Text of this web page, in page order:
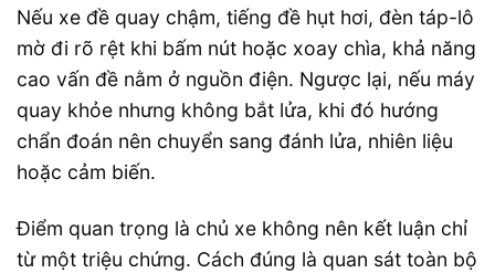
Nếu xe đề quay chậm, tiếng đề hụt hơi, đèn táp-lô
mờ đi rõ rệt khi bấm nút hoặc xoay chìa, khả năng
cao vấn đề nằm ở nguồn điện. Ngược lại, nếu máy
quay khỏe nhưng không bắt lửa, khi đó hướng
chẩn đoán nên chuyển sang đánh lửa, nhiên liệu
hoặc cảm biến.
Điểm quan trọng là chủ xe không nên kết luận chỉ
từ một triệu chứng. Cách đúng là quan sát toàn bộ